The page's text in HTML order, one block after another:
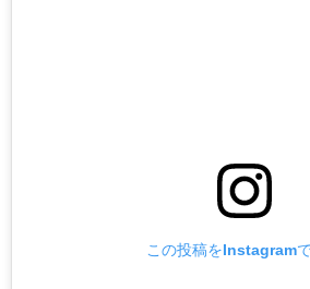
この投稿をInstagram